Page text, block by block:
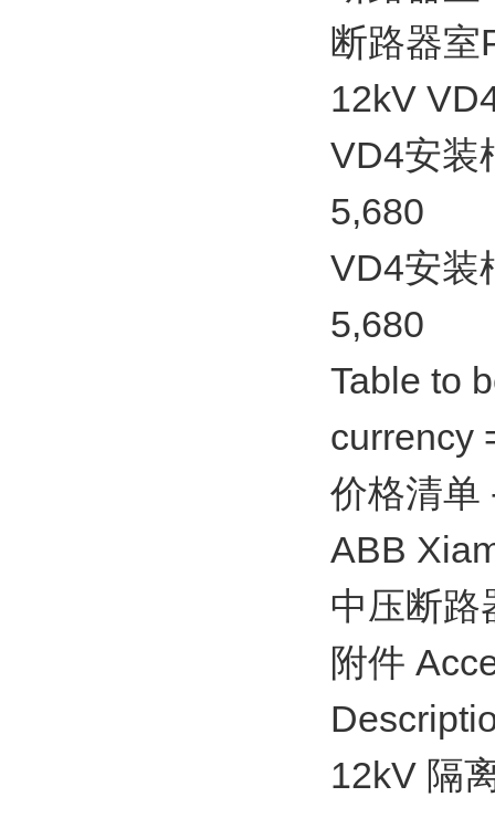
断路器室
12kV
VD4安装
5,680
VD4安装
5,680
Table to
currency
价格清单
ABB
中压断路
附件
12kV 隔